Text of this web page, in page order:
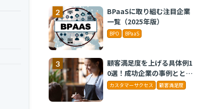
BPaaSに取り組む注目企業
一覧（2025年版）
BPO BPaaS
顧客満足度を上げる具体例1
0選！成功企業の事例ととも
に解説
カスタマーサクセス 顧客満足度